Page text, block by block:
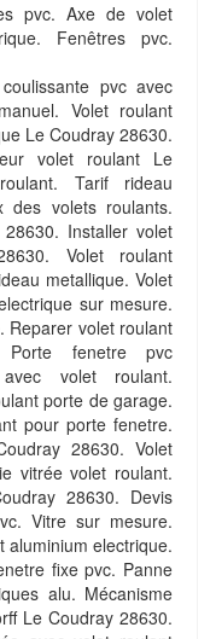
pvc. Axe de volet
Fenêtres pvc.
pvc avec
Volet roulant
Le Coudray 28630.
volet roulant Le
Tarif rideau
des volets roulants.
Installer volet
Volet roulant
metallique. Volet
sur mesure.
Reparer volet roulant
Porte fenetre pvc
volet roulant.
porte de garage.
pour porte fenetre.
28630. Volet
vitrée volet roulant.
28630. Devis
Vitre sur mesure.
aluminium electrique.
fixe pvc. Panne
alu. Mécanisme
Le Coudray 28630.